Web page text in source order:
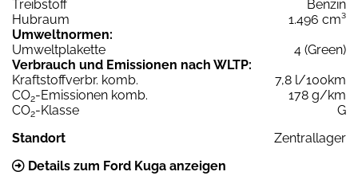
Treibstoff
Benzin
Hubraum
1.496 cm³
Umweltnormen:
Umweltplakette
4 (Green)
Verbrauch und Emissionen nach WLTP:
Kraftstoffverbr. komb.
7,8 l/100km
CO2-Emissionen komb.
178 g/km
CO2-Klasse
G
Standort
Zentrallager
Details zum Ford Kuga anzeigen